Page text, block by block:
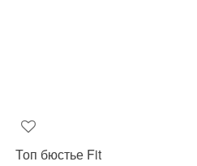
Топ бюстье Fit